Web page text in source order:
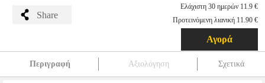
Share
Ελάχιστη 30 ημερών 11.9 €
Προτεινόμενη λιανική 11.90 €
Αγορά
Περιγραφή Αξιολόγηση Σχετικά